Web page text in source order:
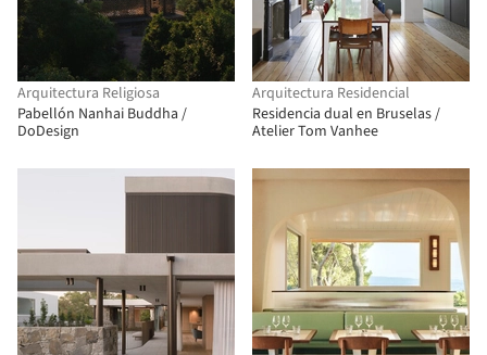
Arquitectura Religiosa
Pabellón Nanhai Buddha /
DoDesign
Arquitectura Residencial
Residencia dual en Bruselas /
Atelier Tom Vanhee